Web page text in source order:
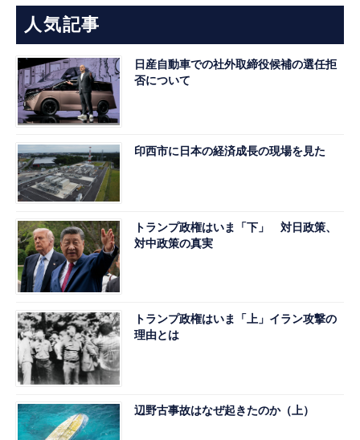
人気記事
日産自動車での社外取締役候補の選任拒
否について
印西市に日本の経済成長の現場を見た
トランプ政権はいま「下」 対日政策、
対中政策の真実
トランプ政権はいま「上」イラン攻撃の
理由とは
辺野古事故はなぜ起きたのか（上）